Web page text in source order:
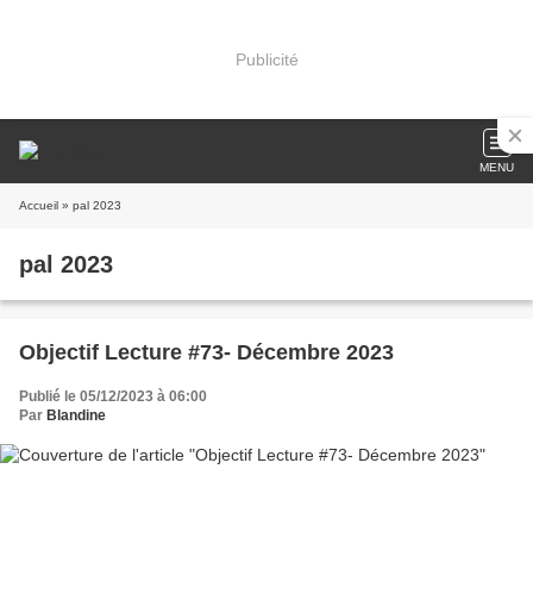
Publicité
MENU
Accueil » pal 2023
pal 2023
Objectif Lecture #73- Décembre 2023
Publié le 05/12/2023 à 06:00
Par Blandine